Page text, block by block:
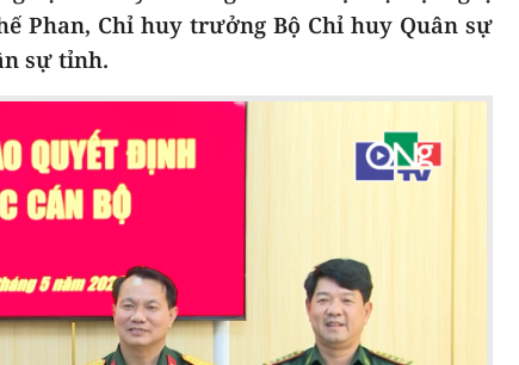
Phan, Chỉ huy trưởng Bộ Chỉ huy Quân sự
sự tỉnh.